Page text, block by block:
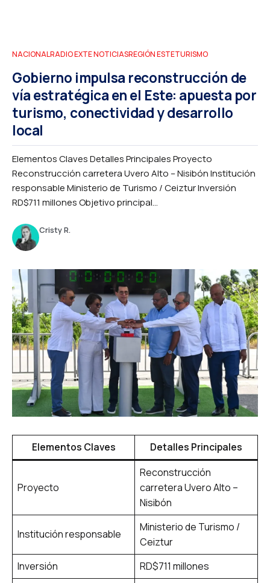
NACIONALRADIO EXTE NOTICIASREGIÓN ESTETURISMO
Gobierno impulsa reconstrucción de
vía estratégica en el Este: apuesta por
turismo, conectividad y desarrollo
local
Elementos Claves Detalles Principales Proyecto
Reconstrucción carretera Uvero Alto – Nisibón Institución
responsable Ministerio de Turismo / Ceiztur Inversión
RD$711 millones Objetivo principal...
Cristy R.
Elementos Claves Detalles Principales
Proyecto
Reconstrucción
carretera Uvero Alto –
Nisibón
Institución responsable
Ministerio de Turismo /
Ceiztur
Inversión
RD$711 millones